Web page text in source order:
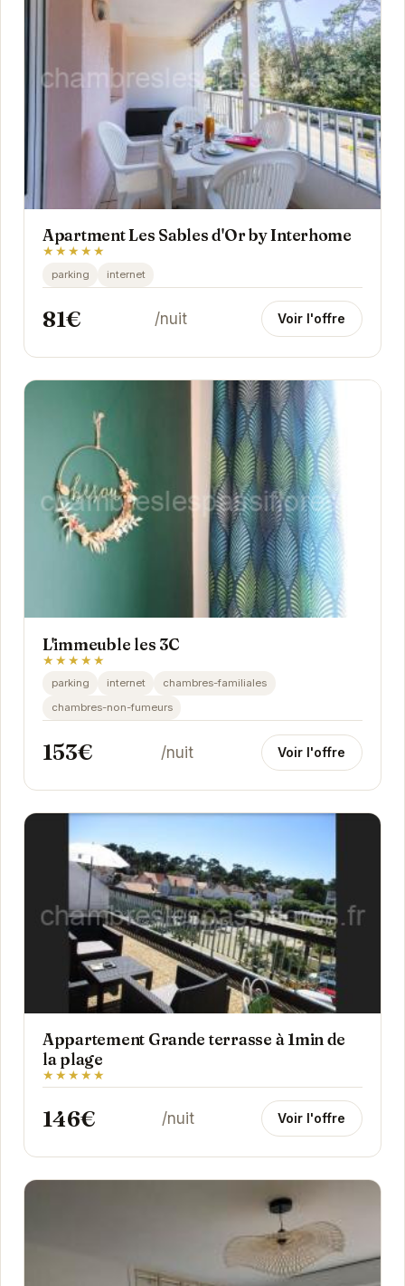
Apartment Les Sables d'Or by Interhome
★★★★★
parking internet
81€ /nuit Voir l'offre
L'immeuble les 3C
★★★★★
parking internet
chambres-familiales
chambres-non-fumeurs
153€ /nuit Voir l'offre
Appartement Grande terrasse à 1min de
la plage
★★★★★
146€ /nuit Voir l'offre